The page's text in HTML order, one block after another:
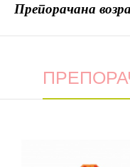
Препорачана